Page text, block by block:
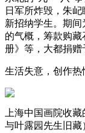
日军所炸毁，朱
新招纳学生。期
的气概，筹款购
册》等，大都捐赠
生活失意，创作热
上海中国画院收
与叶露园先生旧藏